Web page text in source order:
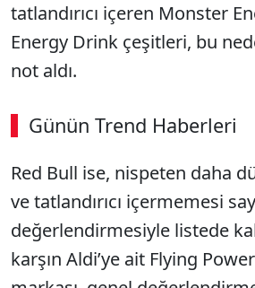
tatlandırıcı içeren Monster
Energy Drink çeşitleri, bu
not aldı.
Günün Trend Haberleri
SÖZCÜ SON DAKİKA
Red Bull ise, nispeten daha
ve tatlandırıcı içermemesi
değerlendirmesiyle listede
karşın Aldi’ye ait Flying